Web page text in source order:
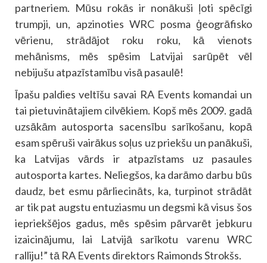
partneriem. Mūsu rokās ir nonākuši ļoti spēcīgi
trumpji, un, apzinoties WRC posma ģeogrāfisko
vērienu, strādājot roku roku, kā vienots
mehānisms, mēs spēsim Latvijai sarūpēt vēl
nebijušu atpazīstamību visā pasaulē!
Īpašu paldies veltīšu savai RA Events komandai un
tai pietuvinātajiem cilvēkiem. Kopš mēs 2009. gadā
uzsākām autosporta sacensību sarīkošanu, kopā
esam spēruši vairākus soļus uz priekšu un panākuši,
ka Latvijas vārds ir atpazīstams uz pasaules
autosporta kartes. Neliegšos, ka darāmo darbu būs
daudz, bet esmu pārliecināts, ka, turpinot strādāt
ar tik pat augstu entuziasmu un degsmi kā visus šos
iepriekšējos gadus, mēs spēsim pārvarēt jebkuru
izaicinājumu, lai Latvijā sarīkotu varenu WRC
ralliju!” tā RA Events direktors Raimonds Strokšs.